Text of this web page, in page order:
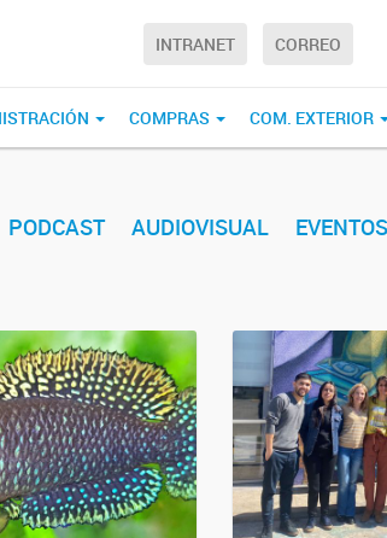
INTRANET CORREO
COMPRAS COM. EXTERIOR
PODCAST AUDIOVISUAL EVENTOS